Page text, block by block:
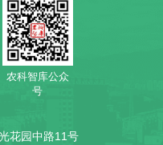
农科智库公众
号
花园中路11号